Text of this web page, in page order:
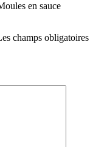
en sauce
champs obligatoires